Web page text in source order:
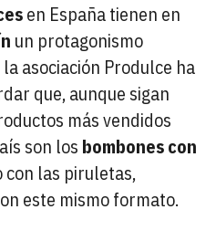
en España tienen en
un protagonismo
asociación Produlce ha
que, aunque sigan
más vendidos
son los bombones con
con las piruletas,
este mismo formato.